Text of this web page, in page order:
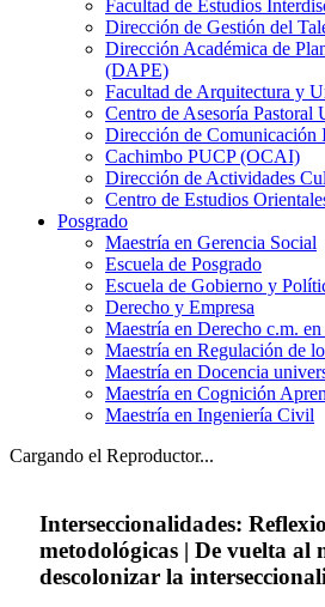
Facultad de Estudios
Dirección de Gestión del
Dirección Académica de
(DAPE)
Facultad de Arquitectura y
Centro de Asesoría
Dirección de
Cachimbo PUCP (OCAI)
Dirección de Actividades
Centro de Estudios
Posgrado
Maestría en Gerencia Social
Escuela de Posgrado
Escuela de Gobierno y
Derecho y Empresa
Maestría en Derecho c.m.
Maestría en Regulación de
Maestría en Docencia
Maestría en Cognición
Maestría en Ingeniería Civil
Cargando el Reproductor...
Interseccionalidades:
metodológicas | De vuelta al
descolonizar la